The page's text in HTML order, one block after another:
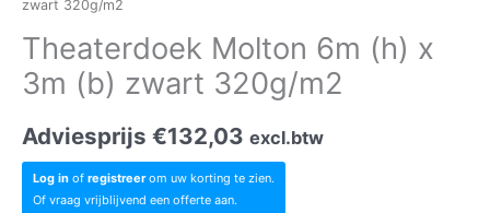
zwart 320g/m2
Theaterdoek Molton 6m (h) x
3m (b) zwart 320g/m2
Adviesprijs €132,03 excl.btw
Log in of registreerom uw korting te zien.
Of vraag vrijblijvend een offerte aan.